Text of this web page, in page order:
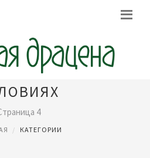
В ДОМАШНИХ
4
КАТЕГОРИИ